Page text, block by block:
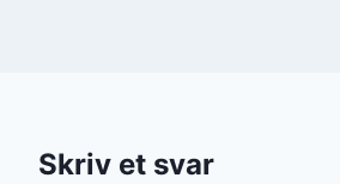
Skriv et svar